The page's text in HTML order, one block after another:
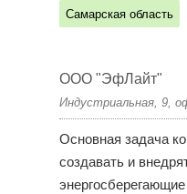
Самарская область
ООО "ЭфЛайт"
Индустриальная, 9,
Основная задача
создавать и